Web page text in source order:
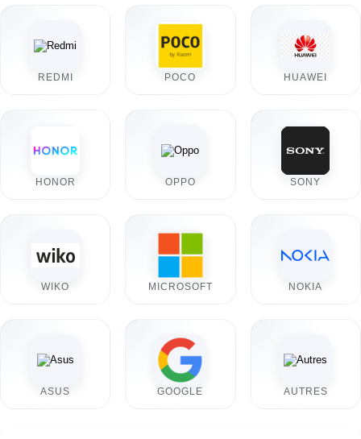
REDMI POCO HUAWEI
HONOR OPPO SONY
WIKO MICROSOFT NOKIA
ASUS GOOGLE AUTRES